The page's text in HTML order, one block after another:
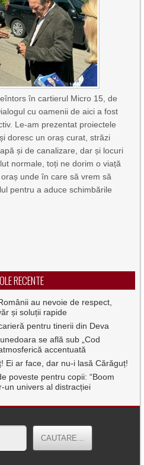
în cartierul Micro 15, de
cu oamenii de aici a fost
Le-am prezentat proiectele
doresc un oraș curat, străzi
și de canalizare, dar și locuri
normale, toți ne dorim o viață
unde în care să vrem să
pentru a aduce schimbările
RECENTE
au nevoie de respect,
și soluții rapide
pentru tinerii din Deva
se află sub „Cod
accentuată
Ei ar face, dar nu-i lasă Cărăguț!
poveste pentru copii: “Boom
un univers al distracției